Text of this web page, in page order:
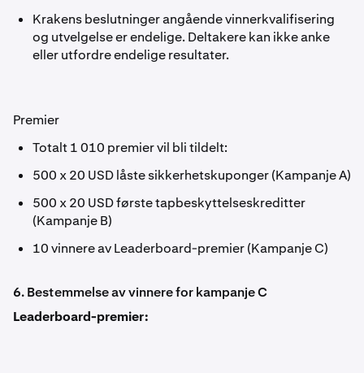
Krakens beslutninger angående vinnerkvalifisering
og utvelgelse er endelige. Deltakere kan ikke anke
eller utfordre endelige resultater.
Premier
Totalt 1 010 premier vil bli tildelt:
500 x 20 USD låste sikkerhetskuponger (Kampanje A)
500 x 20 USD første tapbeskyttelseskreditter
(Kampanje B)
10 vinnere av Leaderboard-premier (Kampanje C)
6. Bestemmelse av vinnere for kampanje C
Leaderboard-premier: